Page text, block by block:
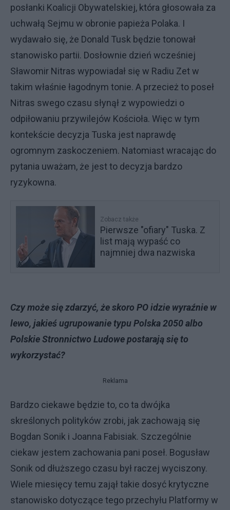
posłanki Koalicji Obywatelskiej, która głosowała za
uchwałą Sejmu w obronie papieża Polaka. I
wydawało się, że Donald Tusk będzie tonował
stanowisko partii. Dosłownie dzień wcześniej
Sławomir Nitras wypowiadał się w Radiu Zet w
takim właśnie łagodnym tonie. A przecież to poseł
Nitras swego czasu słynął z wypowiedzi o
odpiłowaniu przywilejów Kościoła. Więc w tym
kontekście decyzja Tuska jest naprawdę
ogromnym zaskoczeniem. Natomiast wracając do
pytania uważam, że jest to decyzja bardzo
ryzykowna.
Zobacz także
Pierwsze "ofiary" Tuska. Z
list mają wypaść co
najmniej dwa nazwiska
Czy może się zdarzyć, że skoro PO idzie wyraźnie w
lewo, jakieś ugrupowanie typu Polska 2050 albo
Polskie Stronnictwo Ludowe postarają się to
wykorzystać?
Reklama
Bardzo ciekawe będzie to, co ta dwójka
skreślonych polityków zrobi, jak zachowają się
Bogdan Sonik i Joanna Fabisiak. Szczególnie
ciekaw jestem zachowania pani poseł. Bogusław
Sonik od dłuższego czasu był raczej wyciszony.
Wiele miesięcy temu zajął takie dosyć krytyczne
stanowisko dotyczące tego przechyłu Platformy w